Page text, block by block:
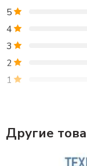
5
4
3
2
1
Только
могут
Другие